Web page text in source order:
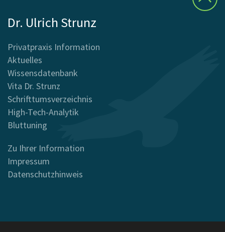
Dr. Ulrich Strunz
Privatpraxis Information
Aktuelles
Wissensdatenbank
Vita Dr. Strunz
Schrifttumsverzeichnis
High-Tech-Analytik
Bluttuning
Zu Ihrer Information
Impressum
Datenschutzhinweis